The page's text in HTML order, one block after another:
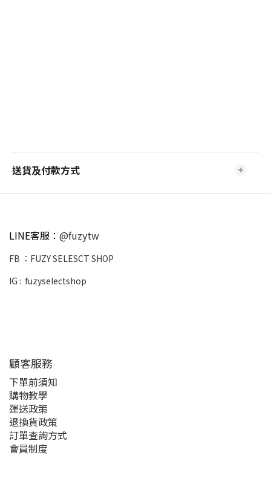
送貨及付款方式
LINE客服： @fuzytw
FB ： FUZY SELESCT SHOP
IG : fuzyselectshop
顧客服務
下單前須知
購物教學
運送政策
退換貨政策
訂單查詢方式
會員制度